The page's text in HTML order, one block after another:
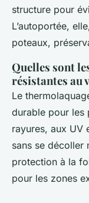
structure pour
L’autoportée,
poteaux,
Quelles sont
résistantes au
Le
durable pour les
rayures, aux UV
sans se décoller
protection à la
pour les zones